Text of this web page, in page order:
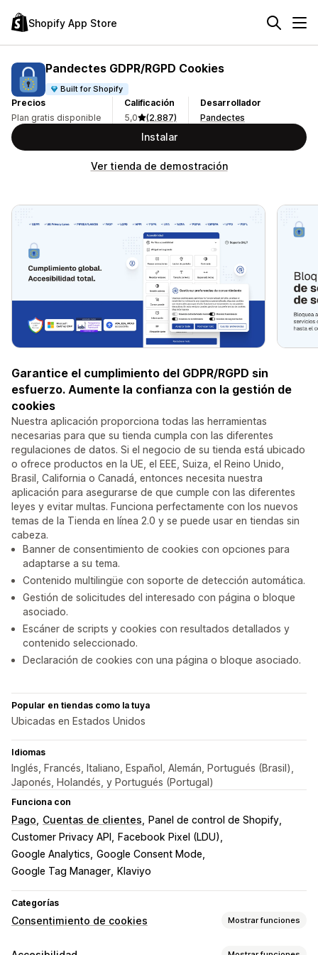
Shopify App Store
Pandectes GDPR/RGPD Cookies
Built for Shopify
Precios
Plan gratis disponible
Calificación
5,0
(2.887)
Desarrollador
Pandectes
Instalar
Ver tienda de demostración
Garantice el cumplimiento del GDPR/RGPD sin
esfuerzo. Aumente la confianza con la gestión de
cookies
Nuestra aplicación proporciona todas las herramientas
necesarias para que su tienda cumpla con las diferentes
regulaciones de datos. Si el negocio de su tienda está ubicado
o ofrece productos en la UE, el EEE, Suiza, el Reino Unido,
Brasil, California o Canadá, entonces necesita nuestra
aplicación para asegurarse de que cumple con las diferentes
leyes y evitar multas. Funciona perfectamente con los nuevos
temas de la Tienda en línea 2.0 y se puede usar en tiendas sin
cabeza.
Banner de consentimiento de cookies con opciones para
adaptarse a su tema.
Contenido multilingüe con soporte de detección automática.
Gestión de solicitudes del interesado con página o bloque
asociado.
Escáner de scripts y cookies con resultados detallados y
contenido seleccionado.
Declaración de cookies con una página o bloque asociado.
Popular en tiendas como la tuya
Ubicadas en Estados Unidos
Idiomas
Inglés, Francés, Italiano, Español, Alemán, Portugués (Brasil),
Japonés, Holandés, y Portugués (Portugal)
Funciona con
Pago Cuentas de clientes
Panel de control de Shopify
Customer Privacy API
Facebook Pixel (LDU)
Google Analytics Google Consent Mode
Google Tag Manager
Klaviyo
Categorías
Consentimiento de cookies Mostrar funciones